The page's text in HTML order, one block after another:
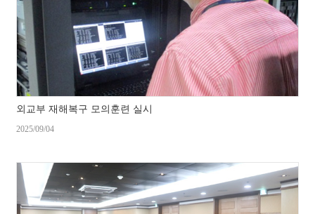
외교부 재해복구 모의훈련 실시
2025/09/04